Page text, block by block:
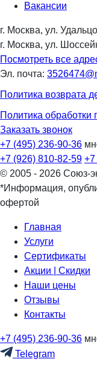
Вакансии
г. Москва, ул.
г. Москва, ул.
Посмотреть все
Эл. почта:
Политика возврата
Политика
Заказать звонок
+7 (495) 236-90-36
+7 (926) 810-82-59 +7
© 2005 - 2026 Союз-
*Информация,
офертой
Главная
Услуги
Сертификаты
Акции | Скидки
Наши цены
Отзывы
Контакты
+7 (495) 236-90-36
Telegram